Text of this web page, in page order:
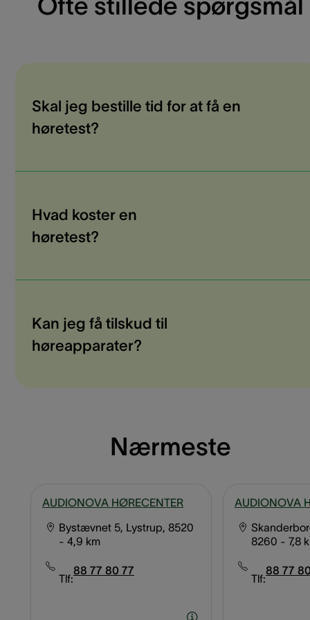
Skal jeg bestille tid for at få en
høretest?
Hvad koster en
høretest?
Kan jeg få tilskud til
høreapparater?
Nærmeste
AUDIONOVA HØRECENTER
Bystævnet 5, Lystrup, 8520
- 4,9 km
Tlf:
88 77 80 77
AUDIONOVA
8260 - 7,8
Tlf:
88 77